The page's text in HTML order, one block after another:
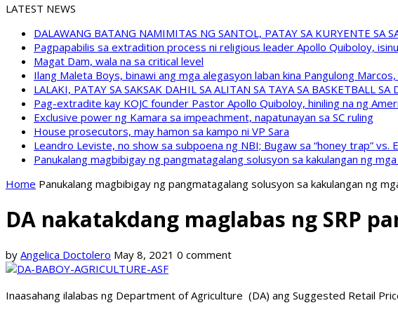
LATEST NEWS
DALAWANG BATANG NAMIMITAS NG SANTOL, PATAY SA KURYENTE SA
Pagpapabilis sa extradition process ni religious leader Apollo Quiboloy,
Magat Dam, wala na sa critical level
Ilang Maleta Boys, binawi ang mga alegasyon laban kina Pangulong
LALAKI, PATAY SA SAKSAK DAHIL SA ALITAN SA TAYA SA BASKETBALL SA
Pag-extradite kay KOJC founder Pastor Apollo Quiboloy, hiniling na ng
Exclusive power ng Kamara sa impeachment, napatunayan sa SC ruling
House prosecutors, may hamon sa kampo ni VP Sara
Leandro Leviste, no show sa subpoena ng NBI; Bugaw sa “honey trap” vs.
Panukalang magbibigay ng pangmatagalang solusyon sa kakulangan ng
Home Panukalang magbibigay ng pangmatagalang solusyon sa kakulangan ng
DA nakatakdang maglabas ng SRP
by Angelica Doctolero May 8, 2021 0 comment
Inaasahang ilalabas ng Department of Agriculture (DA) ang Suggested Retail